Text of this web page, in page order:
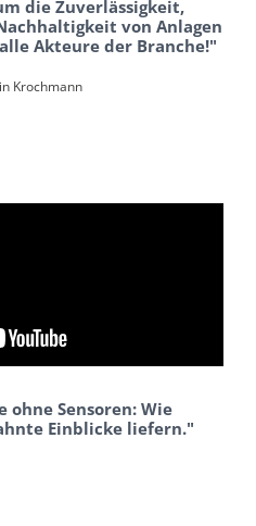
die Zuverlässigkeit,
von Anlagen
Akteure der Branche!"
Krochmann
Sensoren: Wie
Einblicke liefern."